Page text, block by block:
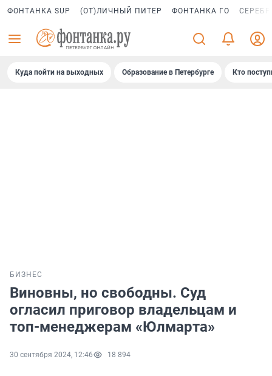
ФОНТАНКА SUP (ОТ)ЛИЧНЫЙ ПИТЕР ФОНТАНКА ГО
Куда пойти на выходных Образование в Петербурге Кто
БИЗНЕС
Виновны, но свободны. Суд
огласил приговор владельцам и
топ-менеджерам «Юлмарта»
30 сентября 2024, 12:46 18 894